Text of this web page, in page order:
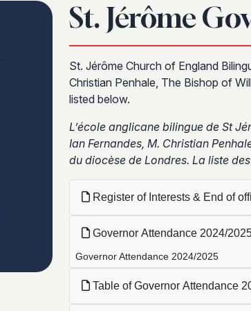
St. Jérôme
St. Jérôme Church of England
Christian Penhale, The Bishop of
listed below.
L’école anglicane bilingue de St
Ian Fernandes, M. Christian
du diocèse de Londres. La liste
Register of Interests & End of
Governor Attendance 2024/
Governor Attendance 2024/2025
Table of Governor Attendance